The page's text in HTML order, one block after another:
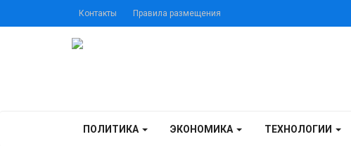
Контакты Правила размещения
ПОЛИТИКА ЭКОНОМИКА ТЕХНОЛОГИИ